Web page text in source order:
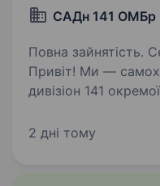
САДн 141 ОМБр
Повна зайнятість.
Привіт! Ми —
дивізіон 141
бореться за мир і
2 дні тому